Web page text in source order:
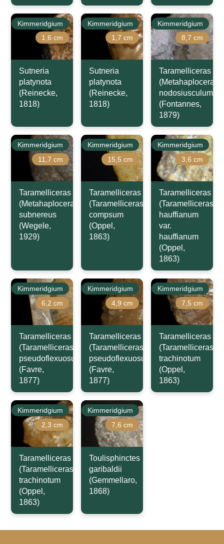
Kimmeridgium
1,6 cm
Sutneria
platynota
(Reinecke,
1818)
Kimmeridgium
1,7 cm
Sutneria
platynota
(Reinecke,
1818)
Kimmeridgium
8,7 cm
Taramelliceras
(Metahaploceras)
nodosiusculum
(Fontannes,
1879)
Kimmeridgium
11,7 cm
Taramelliceras
(Metahaploceras)
subnereus
(Wegele,
1929)
Kimmeridgium
15,5 cm
Taramelliceras
(Taramelliceras)
compsum
(Oppel,
1863)
Kimmeridgium
3,6 cm
Taramelliceras
(Taramelliceras)
hauffianum
var.
hauffianum
(Oppel,
1863)
Kimmeridgium
6,2 cm
Taramelliceras
(Taramelliceras)
pseudoflexuosum
(Favre,
1877)
Kimmeridgium
4,9 cm
Taramelliceras
(Taramelliceras)
pseudoflexuosum
(Favre,
1877)
Kimmeridgium
7,5 cm
Taramelliceras
(Taramelliceras)
trachinotum
(Oppel,
1863)
Kimmeridgium
2,3 cm
Taramelliceras
(Taramelliceras)
trachinotum
(Oppel,
1863)
Kimmeridgium
7,6 cm
Toulisphinctes
garibaldii
(Gemmellaro,
1868)